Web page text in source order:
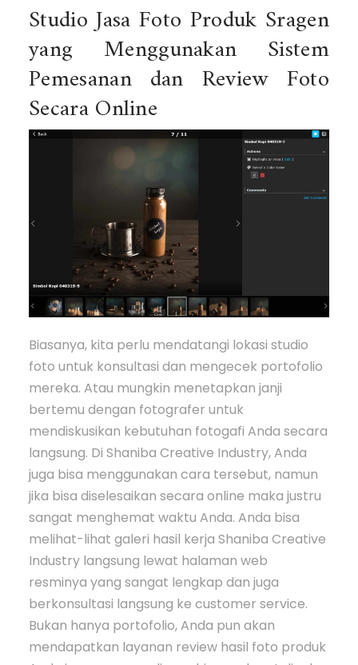
Studio Jasa Foto Produk Sragen
yang Menggunakan Sistem
Pemesanan dan Review Foto
Secara Online
Biasanya, kita perlu mendatangi lokasi studio
foto untuk konsultasi dan mengecek portofolio
mereka. Atau mungkin menetapkan janji
bertemu dengan fotografer untuk
mendiskusikan kebutuhan fotogafi Anda secara
langsung. Di Shaniba Creative Industry, Anda
juga bisa menggunakan cara tersebut, namun
jika bisa diselesaikan secara online maka justru
sangat menghemat waktu Anda. Anda bisa
melihat-lihat galeri hasil kerja Shaniba Creative
Industry langsung lewat halaman web
resminya yang sangat lengkap dan juga
berkonsultasi langsung ke customer service.
Bukan hanya portofolio, Anda pun akan
mendapatkan layanan review hasil foto produk